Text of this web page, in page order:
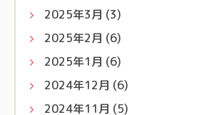
2025年3月 (3)
2025年2月 (6)
2025年1月 (6)
2024年12月 (6)
2024年11月 (5)